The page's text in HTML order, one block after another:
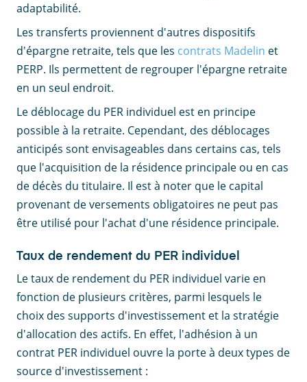
adaptabilité.
Les transferts proviennent d'autres dispositifs
d'épargne retraite, tels que les contrats Madelin et
PERP. Ils permettent de regrouper l'épargne retraite
en un seul endroit.
Le déblocage du PER individuel est en principe
possible à la retraite. Cependant, des déblocages
anticipés sont envisageables dans certains cas, tels
que l'acquisition de la résidence principale ou en cas
de décès du titulaire. Il est à noter que le capital
provenant de versements obligatoires ne peut pas
être utilisé pour l'achat d'une résidence principale.
Taux de rendement du PER individuel
Le taux de rendement du PER individuel varie en
fonction de plusieurs critères, parmi lesquels le
choix des supports d'investissement et la stratégie
d'allocation des actifs. En effet, l'adhésion à un
contrat PER individuel ouvre la porte à deux types de
source d'investissement :